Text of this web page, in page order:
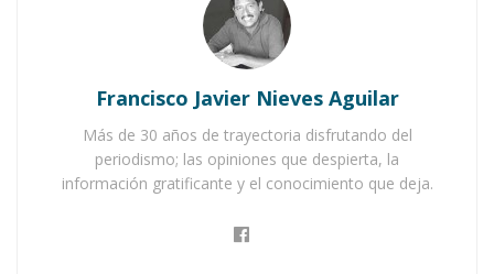
técnico de los Coras Tepic, González China,
quien traerá al equipo de fútbol de la Liga de
partido amistoso con un selectivo de
Ahuacatlán el próximo dos de octubre en la
unidad deportiva Francisco García Montero.
Francisco Javier Nieves Aguilar
Más de 30 años de trayectoria disfrutando del
periodismo; las opiniones que despierta, la
información gratificante y el conocimiento que deja.